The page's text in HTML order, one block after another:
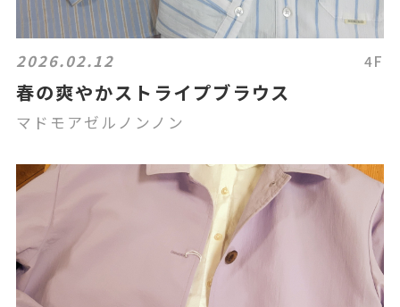
2026.02.12 4F
春の爽やかストライプブラウス
マドモアゼルノンノン